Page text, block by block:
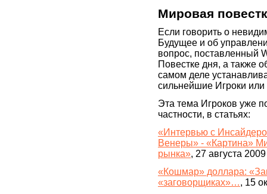
Мировая
Если говорить о
Будущее и об
вопрос, поставленный
Повестке дня, а также
самом деле
сильнейшие Игроки
Эта тема Игроков уже
частности, в статьях:
«Интервью с
Венеры» - «Картина»
рынка», 27 августа
«Кошмар» доллара:
«заговорщиках»…, 15